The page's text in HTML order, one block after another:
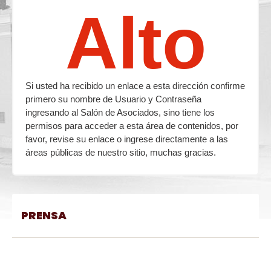
Alto
Si usted ha recibido un enlace a esta dirección confirme
primero su nombre de Usuario y Contraseña
ingresando al Salón de Asociados, sino tiene los
permisos para acceder a esta área de contenidos, por
favor, revise su enlace o ingrese directamente a las
áreas públicas de nuestro sitio, muchas gracias.
PRENSA